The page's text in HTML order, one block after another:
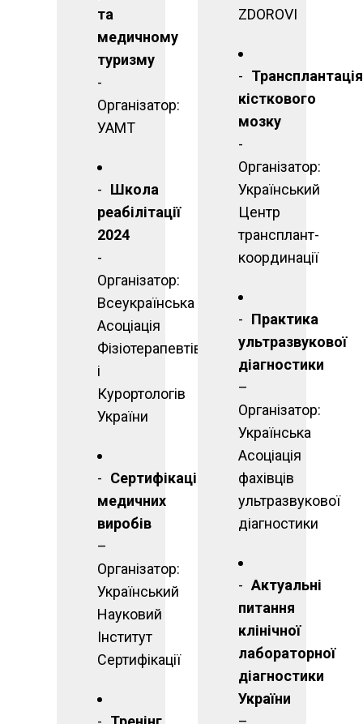
та
медичному
туризму
-
Організатор:
УАМТ
Школа
реабілітації
2024
-
Організатор:
Всеукраїнська
Асоціація
Фізіотерапевтів
і
Курортологів
України
Сертифікація
медичних
виробів
–
Організатор:
Український
Науковий
Інститут
Сертифікації
ZDOROVI
Трансплантація
кісткового
мозку
-
Організатор:
Український
Центр
трансплант-
координації
Практика
ультразвукової
діагностики
–
Організатор:
Українська
Асоціація
фахівців
ультразвукової
діагностики
Актуальні
питання
клінічної
лабораторної
діагностики
України